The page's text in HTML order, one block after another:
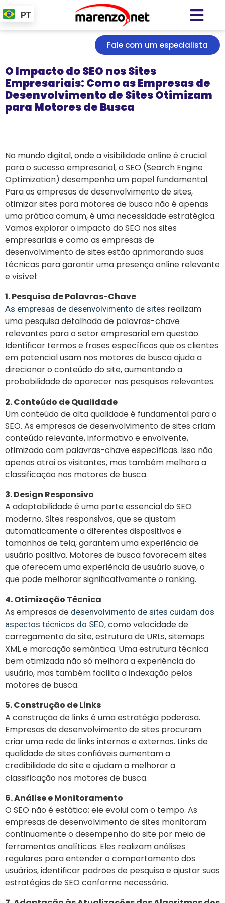
PT
Fale com um especialista
O Impacto do SEO nos Sites
Empresariais: Como as Empresas de
Desenvolvimento de Sites Otimizam
para Motores de Busca
No mundo digital, onde a visibilidade online é crucial
para o sucesso empresarial, o SEO (Search Engine
Optimization) desempenha um papel fundamental.
Para as empresas de desenvolvimento de sites,
otimizar sites para motores de busca não é apenas
uma prática comum, é uma necessidade estratégica.
Vamos explorar o impacto do SEO nos sites
empresariais e como as empresas de
desenvolvimento de sites estão aprimorando suas
técnicas para garantir uma presença online relevante
e visível:
1. Pesquisa de Palavras-Chave
As empresas de desenvolvimento de sites realizam
uma pesquisa detalhada de palavras-chave
relevantes para o setor empresarial em questão.
Identificar termos e frases específicos que os clientes
em potencial usam nos motores de busca ajuda a
direcionar o conteúdo do site, aumentando a
probabilidade de aparecer nas pesquisas relevantes.
2. Conteúdo de Qualidade
Um conteúdo de alta qualidade é fundamental para o
SEO. As empresas de desenvolvimento de sites criam
conteúdo relevante, informativo e envolvente,
otimizado com palavras-chave específicas. Isso não
apenas atrai os visitantes, mas também melhora a
classificação nos motores de busca.
3. Design Responsivo
A adaptabilidade é uma parte essencial do SEO
moderno. Sites responsivos, que se ajustam
automaticamente a diferentes dispositivos e
tamanhos de tela, garantem uma experiência de
usuário positiva. Motores de busca favorecem sites
que oferecem uma experiência de usuário suave, o
que pode melhorar significativamente o ranking.
4. Otimização Técnica
As empresas de desenvolvimento de sites cuidam dos
aspectos técnicos do SEO, como velocidade de
carregamento do site, estrutura de URLs, sitemaps
XML e marcação semântica. Uma estrutura técnica
bem otimizada não só melhora a experiência do
usuário, mas também facilita a indexação pelos
motores de busca.
5. Construção de Links
A construção de links é uma estratégia poderosa.
Empresas de desenvolvimento de sites procuram
criar uma rede de links internos e externos. Links de
qualidade de sites confiáveis ​​aumentam a
credibilidade do site e ajudam a melhorar a
classificação nos motores de busca.
6. Análise e Monitoramento
O SEO não é estático; ele evolui com o tempo. As
empresas de desenvolvimento de sites monitoram
continuamente o desempenho do site por meio de
ferramentas analíticas. Eles realizam análises
regulares para entender o comportamento dos
usuários, identificar padrões de pesquisa e ajustar suas
estratégias de SEO conforme necessário.